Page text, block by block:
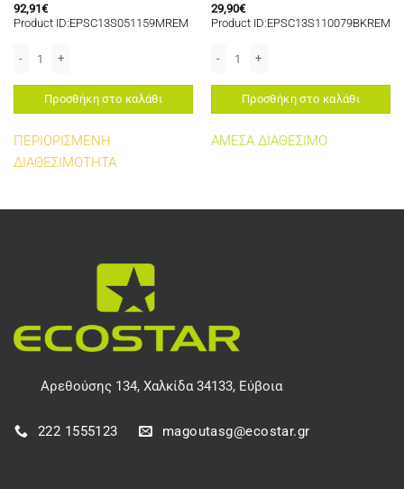
92,91€
Product ID:EPSC13S051159MREM
Προσθήκη στο καλάθι
ΠΕΡΙΟΡΙΣΜΕΝΗ
ΔΙΑΘΕΣΙΜΟΤΗΤΑ
29,90€
Product ID:EPSC13S110079BKREM
Προσθήκη στο καλάθι
ΑΜΕΣΑ ΔΙΑΘΕΣΙΜΟ
Αρεθούσης 134, Χαλκίδα 34133, Εύβοια
222 1555123 magoutasg@ecostar.gr